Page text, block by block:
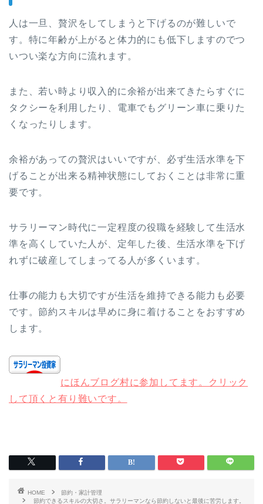
人は一旦、贅沢をしてしまうと下げるのが難しいで
す。特に年齢が上がると体力的にも低下しますのでつ
いつい楽な方向に流れます。
また、若い時より収入的に余裕が出来てきたらすぐに
タクシーを利用したり、電車でもグリーン車に乗りた
くなったりします。
余裕があっての贅沢はいいですが、必ず生活水準を下
げることが出来る精神状態にしておくことは非常に重
要です。
サラリーマン時代に一定程度の役職を経験して生活水
準を高くしていた人が、定年した後、生活水準を下げ
れずに破産してしまってる人が多くいます。
仕事の能力も大切ですが生活を維持できる能力も必要
です。節約スキルは早めに身に着けることをおすすめ
します。
にほんブログ村に参加してます。クリック
して頂くと有り難いです。
HOME
節約・家計管理
節約できるスキルの大切さ。サラリーマンなら節約しないと最後に苦労します。